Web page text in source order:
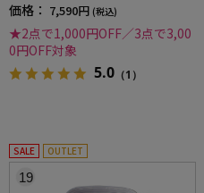
価格： 7,590円 (税込)
★2点で1,000円OFF／3点で3,00
0円OFF対象
5.0 （1）
SALE OUTLET
19